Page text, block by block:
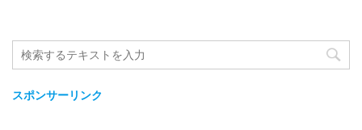
スポンサーリンク